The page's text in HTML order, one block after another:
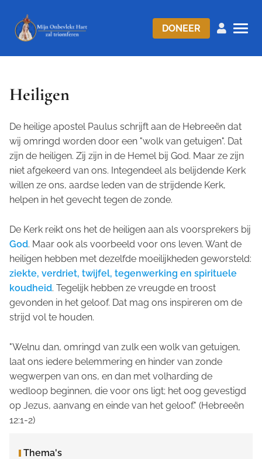
DONEER
Heiligen
De heilige apostel Paulus schrijft aan de Hebreeën dat
wij omringd worden door een "wolk van getuigen". Dat
zijn de heiligen. Zij zijn in de Hemel bij God. Maar ze zijn
niet afgekeerd van ons. Integendeel als belijdende Kerk
willen ze ons, aardse leden van de strijdende Kerk,
helpen in het gevecht tegen de zonde.
De Kerk reikt ons het de heiligen aan als voorsprekers bij
God. Maar ook als voorbeeld voor ons leven. Want de
heiligen hebben met dezelfde moeilijkheden geworsteld:
ziekte, verdriet, twijfel, tegenwerking en spirituele
koudheid. Tegelijk hebben ze vreugde en troost
gevonden in het geloof. Dat mag ons inspireren om de
strijd vol te houden.
"Welnu dan, omringd van zulk een wolk van getuigen,
laat ons iedere belemmering en hinder van zonde
wegwerpen van ons, en dan met volharding de
wedloop beginnen, die voor ons ligt; het oog gevestigd
op Jezus, aanvang en einde van het geloof." (Hebreeën
12:1-2)
Thema's